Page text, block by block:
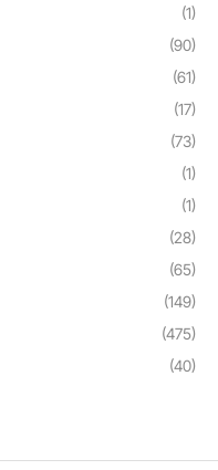
(1)
(90)
(61)
(17)
(73)
(1)
(1)
(28)
(65)
(149)
(475)
(40)